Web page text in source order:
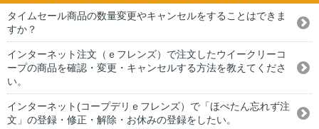
タイムセール商品の数量変更やキャンセルをすることはできま
すか？
インターネット注文（ｅフレンズ）で注文したウイークリーコ
ープの商品を確認・変更・キャンセルする方法を教えてくださ
い。
インターネット(コープデリｅフレンズ）で「ほぺたん忘れず注
文」の登録・修正・解除・お休みの登録をしたい。